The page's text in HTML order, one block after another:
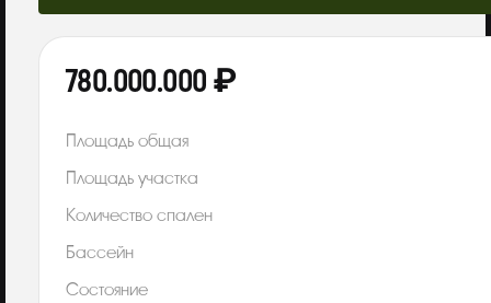
780.000.000 ₽
Площадь общая
Площадь участка
Количество спален
Бассейн
Состояние